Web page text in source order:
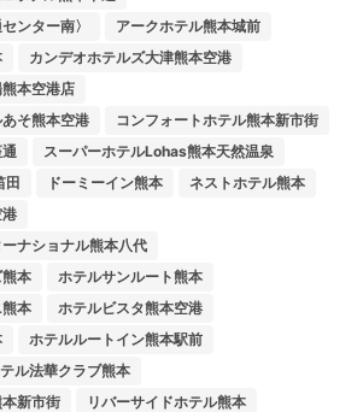
ンター南〉
アークホテル熊本城前
カンデオホテルズ大津熊本空港
本空港店
そ熊本空港
コンフォートホテル熊本新市街
スーパーホテルLohas熊本天然温泉
田
ドーミーイン熊本
ネストホテル熊本
ナショナル熊本八代
本
ホテルサンルート熊本
本
ホテルビスタ熊本空港
ホテルルートイン熊本駅前
ル法華クラブ熊本
新市街
リバーサイドホテル熊本